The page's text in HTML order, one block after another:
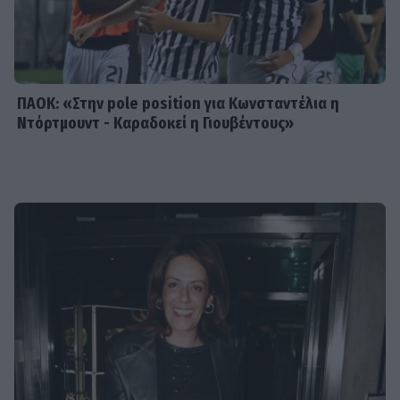
ενοχλητικοί μπορείτε να γίνετε;»
ΠΑΟΚ: «Στην pole position για Κωνσταντέλια η
Ντόρτμουντ - Καραδοκεί η Γιουβέντους»